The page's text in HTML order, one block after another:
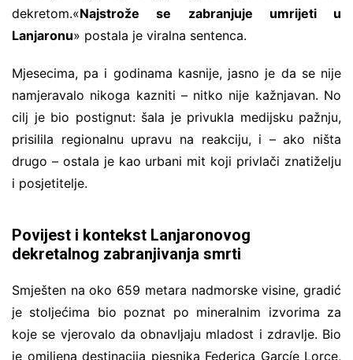
dekretom.«Najstrože se zabranjuje umrijeti u
Lanjaronu» postala je viralna sentenca.
Mjesecima, pa i godinama kasnije, jasno je da se nije
namjeravalo nikoga kazniti – nitko nije kažnjavan. No
cilj je bio postignut: šala je privukla medijsku pažnju,
prisilila regionalnu upravu na reakciju, i – ako ništa
drugo – ostala je kao urbani mit koji privlači znatiželju
i posjetitelje.
Povijest i kontekst Lanjaronovog
dekretalnog zabranjivanja smrti
Smješten na oko 659 metara nadmorske visine, gradić
je stoljećima bio poznat po mineralnim izvorima za
koje se vjerovalo da obnavljaju mladost i zdravlje. Bio
je omiljena destinacija pjesnika Federica Garcíe Lorce,